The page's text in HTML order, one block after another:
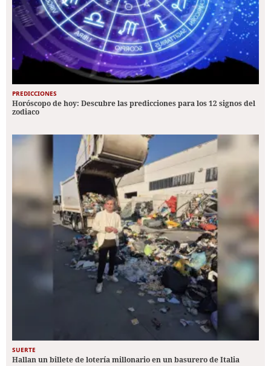
PREDICCIONES
Horóscopo de hoy: Descubre las predicciones para los 12 signos del
zodiaco
SUERTE
Hallan un billete de lotería millonario en un basurero de Italia